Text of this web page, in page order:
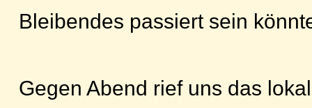
Bleibendes passiert sein
Gegen Abend rief uns das